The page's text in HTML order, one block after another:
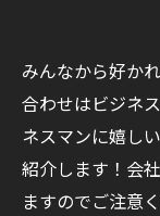
みんなから好か
合わせはビジネ
ネスマンに嬉し
紹介します！会
ますのでご注意